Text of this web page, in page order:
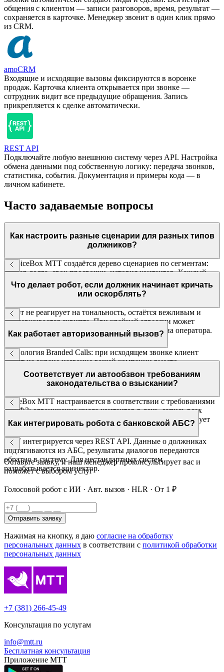
общения с клиентом — записи разговоров, время, результат —
сохраняется в карточке. Менеджер звонит в один клик прямо
из CRM.
amoCRM
Входящие и исходящие вызовы фиксируются в воронке
продаж. Карточка клиента открывается при звонке —
сотрудник видит все предыдущие обращения. Запись
прикрепляется к сделке автоматически.
REST API
Подключайте любую внешнюю систему через API. Настройка
обмена данными под собственную логику: передача звонков,
статистика, события. Документация и примеры кода — в
личном кабинете.
Часто задаваемые вопросы
Как настроить разные сценарии для разных типов
должников?
В VoiceBox МТТ создаётся дерево сценариев по сегментам:
размер долга, срок просрочки, история контактов. Каждый
сегмент получает свой скрипт с разной жёсткостью и
предложениями.
Что делает робот, если должник начинает кричать
или оскорблять?
Робот не реагирует на тональность, остаётся вежливым и
придерживается скрипта. При крайней агрессии может
предложить перезвонить позже или перевести на оператора.
Как работает авторизованный вызов?
Технология Branded Calls: при исходящем звонке клиент
видит на экране название вашей компании вместо
незнакомого номера. Поддерживается основными
мобильными операторами России.
Соответствует ли автообзвон требованиям
законодательства о взыскании?
VoiceBox МТТ настраивается в соответствии с требованиями
230-ФЗ: ограничение числа контактов в день, запись всех
разговоров, идентификация звонящего. МТТ консультирует
по соответствию нормам.
Как интегрировать робота с банковской АБС?
МТТ интегрируется через REST API. Данные о должниках
подтягиваются из АБС, результаты диалогов передаются
обратно в систему. Для нестандартных систем
разрабатывается коннектор.
Оставьте заявку, и наш менеджер проконсультирует вас и
поможет с выбором услуг
Голосовой робот с ИИ · Авт. вызов · HLR · От 1 ₽
Отправить заявку
Нажимая на кнопку, я даю согласие на обработку
персональных данных в соответствии с политикой обработки
персональных данных
+7 (381) 266-45-49
Консультация по услугам
info@mtt.ru
Бесплатная консультация
Приложение МТТ